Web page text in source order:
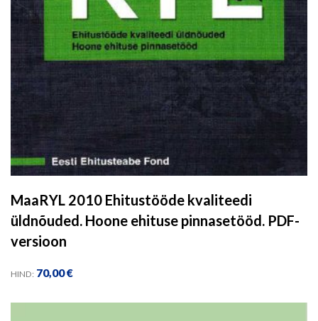
MaaRYL 2010 Ehitustööde kvaliteedi
üldnõuded. Hoone ehituse pinnasetööd. PDF-
versioon
HIND: 70,00€